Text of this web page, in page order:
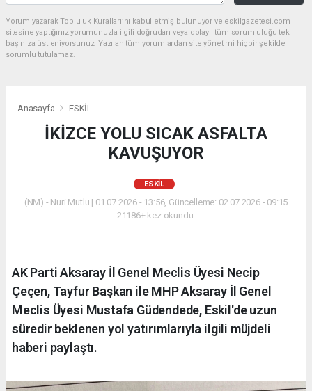
Yorum yazarak Topluluk Kuralları’nı kabul etmiş bulunuyor ve eskilgazetesi.com
sitesine yaptığınız yorumunuzla ilgili doğrudan veya dolaylı tüm sorumluluğu tek
başınıza üstleniyorsunuz. Yazılan tüm yorumlardan site yönetimi hiçbir şekilde
sorumlu tutulamaz.
Anasayfa ESKİL
İKİZCE YOLU SICAK ASFALTA
KAVUŞUYOR
ESKİL
(NM) - Nuri Mutlu | 01.07.2026 - 13:56, Güncelleme: 02.07.2026 - 09:15
21186+ kez okundu.
AK Parti Aksaray İl Genel Meclis Üyesi Necip
Çeçen, Tayfur Başkan ile MHP Aksaray İl Genel
Meclis Üyesi Mustafa Güdendede, Eskil'de uzun
süredir beklenen yol yatırımlarıyla ilgili müjdeli
haberi paylaştı.